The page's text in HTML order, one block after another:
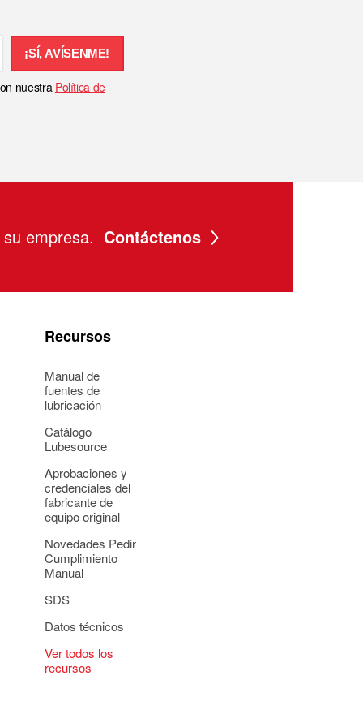
¡SÍ, AVÍSENME!
nuestra Política de
empresa. Contáctenos
Recursos
Manual de
fuentes de
lubricación
Catálogo
Lubesource
Aprobaciones y
credenciales del
fabricante de
equipo original
Novedades Pedir
Cumplimiento
Manual
SDS
Datos técnicos
Ver todos los
recursos